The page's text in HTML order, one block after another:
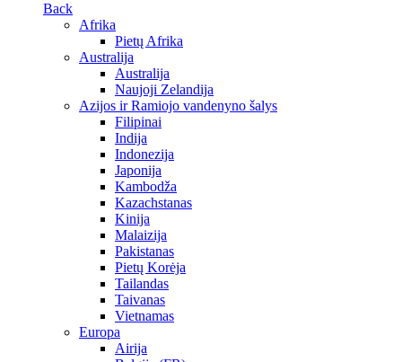
Back
Afrika
Pietų Afrika
Australija
Australija
Naujoji Zelandija
Azijos ir Ramiojo vandenyno šalys
Filipinai
Indija
Indonezija
Japonija
Kambodža
Kazachstanas
Kinija
Malaizija
Pakistanas
Pietų Korėja
Tailandas
Taivanas
Vietnamas
Europa
Airija